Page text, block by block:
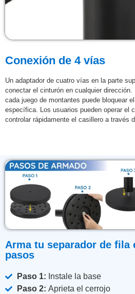
Conexión de 4 vías
Un adaptador de cuatro vías en la parte
conectar el cinturón en cualquier
cada juego de montantes puede bloquear
específica. Los usuarios pueden operar el
controlar rápidamente el casillero a través
Arma tu separador de fila
pasos
Paso 1: Instale la base
Paso 2: Aprieta el cerrojo